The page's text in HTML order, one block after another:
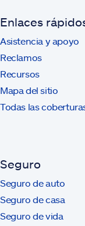
Enlaces
Asistencia y apoyo
Reclamos
Recursos
Mapa del sitio
Todas las
Seguro
Seguro de auto
Seguro de casa
Seguro de vida